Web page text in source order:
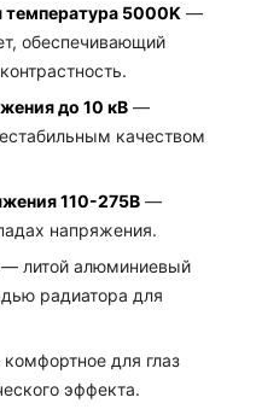
температура 5000K —
обеспечивающий
до 10 кВ —
качеством
110-275В —
напряжения.
— литой алюминиевый
радиатора для
для глаз
эффекта.